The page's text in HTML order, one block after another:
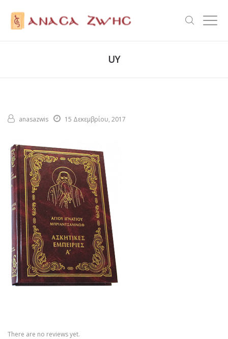
UY
anasazwis 15 Δεκεμβρίου, 2017
There are no reviews yet.